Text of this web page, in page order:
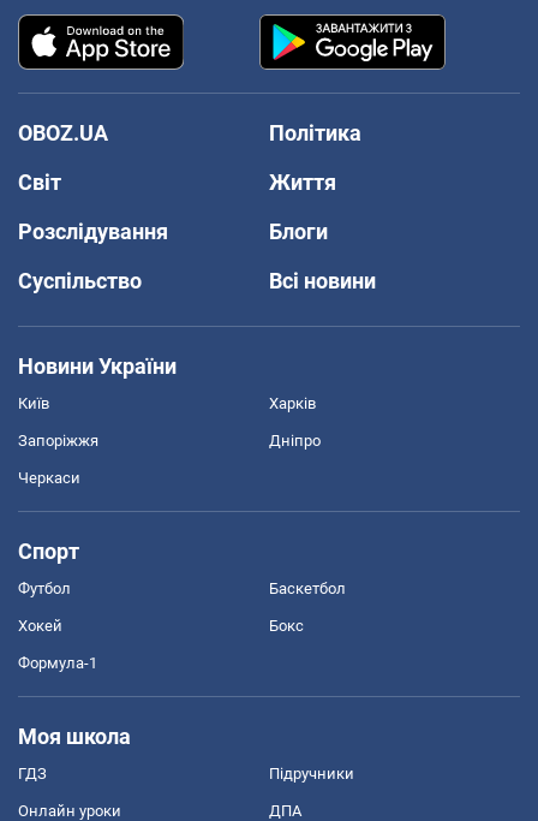
OBOZ.UA
Політика
Світ
Життя
Розслідування
Блоги
Суспільство
Всі новини
Новини України
Київ Харків
Запоріжжя Дніпро
Черкаси
Спорт
Футбол Баскетбол
Хокей Бокс
Формула-1
Моя школа
ГДЗ Підручники
Онлайн уроки ДПА